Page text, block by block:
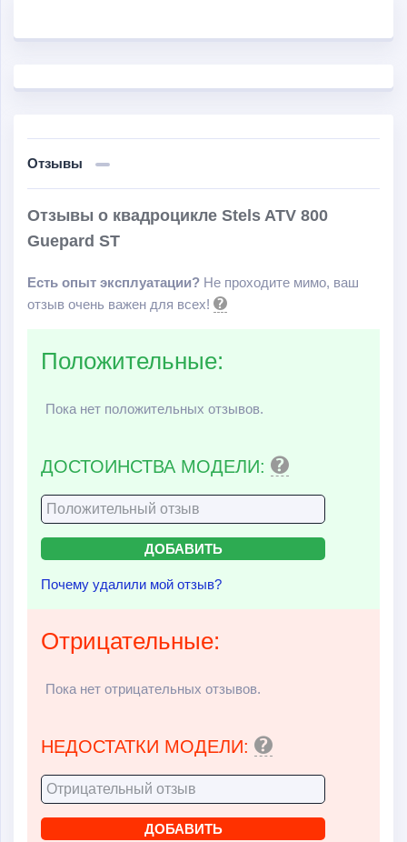
Отзывы
Отзывы о квадроцикле Stels ATV 800
Guepard ST
Есть опыт эксплуатации? Не проходите мимо, ваш
отзыв очень важен для всех!
Положительные:
Пока нет положительных отзывов.
ДОСТОИНСТВА МОДЕЛИ:
Почему удалили мой отзыв?
Отрицательные:
Пока нет отрицательных отзывов.
НЕДОСТАТКИ МОДЕЛИ: